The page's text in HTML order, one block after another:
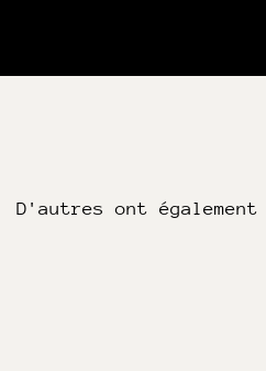
D'autres ont également